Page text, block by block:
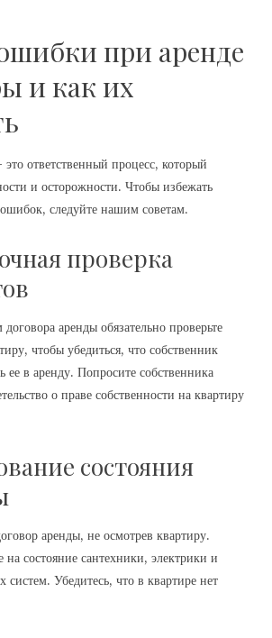
при аренде
и как их
ответственный процесс, который
и осторожности. Чтобы избежать
следуйте нашим советам.
проверка
аренды обязательно проверьте
чтобы убедиться, что собственник
ее в аренду. Попросите собственника
о праве собственности на квартиру
состояния
аренды, не осмотрев квартиру.
состояние сантехники, электрики и
Убедитесь, что в квартире нет